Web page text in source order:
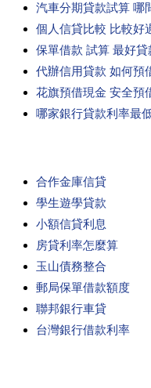
汽車分期貸款試算 哪
個人信貸比較 比較好
保單借款 試算 最好
代辦信用貸款 如何預
花旗預借現金 安全預
哪家銀行貸款利率最
合作金庫信貸
學生遊學貸款
小額信貸利息
房貸利率怎麼算
玉山債務整合
郵局保單借款額度
聯邦銀行車貸
台灣銀行借款利率